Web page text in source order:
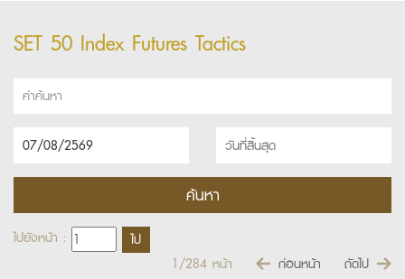
SET 50 Index Futures Tactics
ไปยังหน้า :
1/284 หน้า ก่อนหน้า ถัดไป